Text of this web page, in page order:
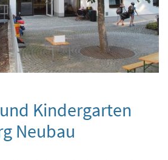
Kindergarten
Neubau